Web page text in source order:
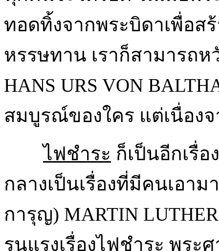
ทอดทิ้งจากพระบิดาเพื่อส
หรรษทาน เราก็สามารถ
HANS URS VON
สมบูรณ์ของใคร แต่เนื่อง
ไฟชำระ ก็เป็นอีกเรื่
กลางเป็นเรื่องที่มีคนเอา
การุญ) MARTIN
รุนแรงเรื่องไฟชำระ พร